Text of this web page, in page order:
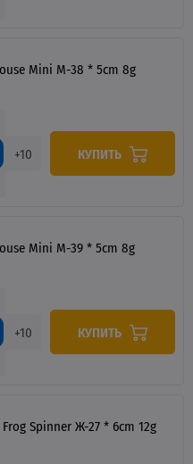
Mini M-38 * 5cm 8g
+10 КУПИТЬ
Mini M-39 * 5cm 8g
+10 КУПИТЬ
Spinner Ж-27 * 6cm 12g